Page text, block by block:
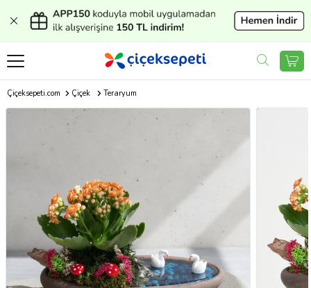
Çiçeksepeti.com Çiçek Teraryum